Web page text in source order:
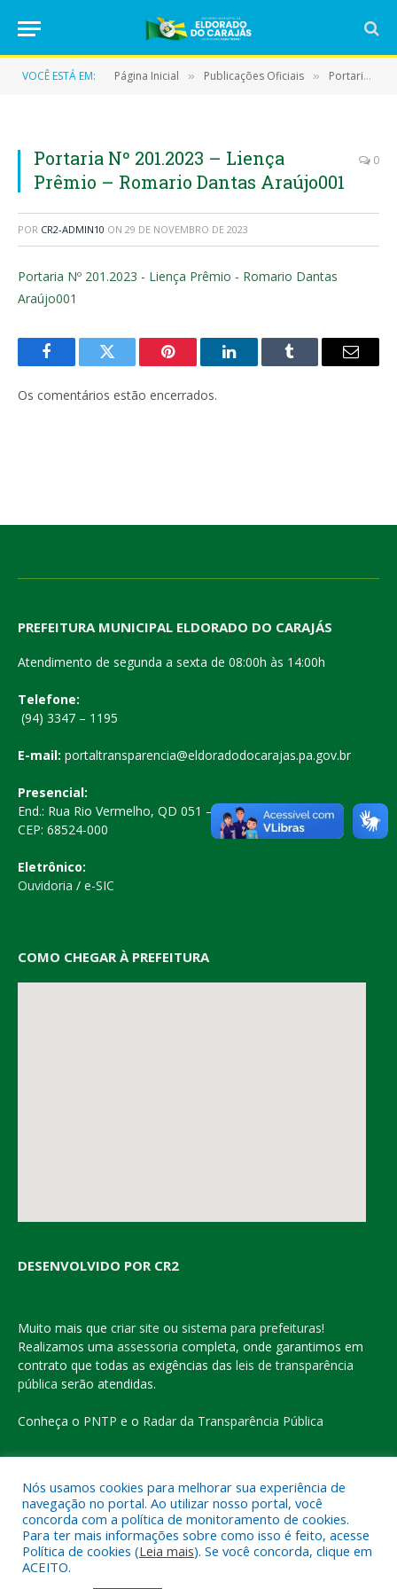
VOCÊ ESTÁ EM: Página Inicial » Publicações Oficiais » Portarias
Portaria Nº 201.2023 – Liença
Prêmio – Romario Dantas Araújo001
0
POR CR2-ADMIN10 ON 29 DE NOVEMBRO DE 2023
Portaria Nº 201.2023 - Liença Prêmio - Romario Dantas
Araújo001
FacebookTwitter Pinterest LinkedInTumblr
E-
Os comentários estão encerrados.
PREFEITURA MUNICIPAL ELDORADO DO CARAJÁS
Atendimento de segunda a sexta de 08:00h às 14:00h
Telefone:
(94) 3347 – 1195
E-mail: portaltransparencia@eldoradodocarajas.pa.gov.br
Presencial:
End.: Rua Rio Vermelho, QD 051 – Centro
CEP: 68524-000
Eletrônico:
Ouvidoria / e-SIC
COMO CHEGAR À PREFEITURA
DESENVOLVIDO POR CR2
Muito mais que criar site ou sistema para prefeituras!
Realizamos uma assessoria completa, onde garantimos em
contrato que todas as exigências das leis de transparência
pública serão atendidas.
Conheça o PNTP e o Radar da Transparência Pública
Todos os direitos reservados a Prefeitura Municipal de Eldorado
do Carajás
Mapa do Site
Nós usamos cookies para melhorar sua experiência de
navegação no portal. Ao utilizar nosso portal, você
concorda com a política de monitoramento de cookies.
Para ter mais informações sobre como isso é feito, acesse
Política de cookies (Leia mais). Se você concorda, clique em
ACEITO.